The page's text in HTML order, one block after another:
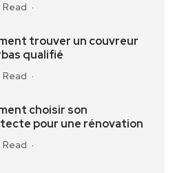
Read
trouver un couvreur
qualifié
Read
choisir son
pour une rénovation
Read